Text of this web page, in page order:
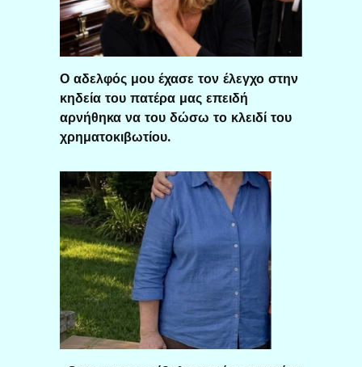
Ο αδελφός μου έχασε τον έλεγχο στην
κηδεία του πατέρα μας επειδή
αρνήθηκα να του δώσω το κλειδί του
χρηματοκιβωτίου.